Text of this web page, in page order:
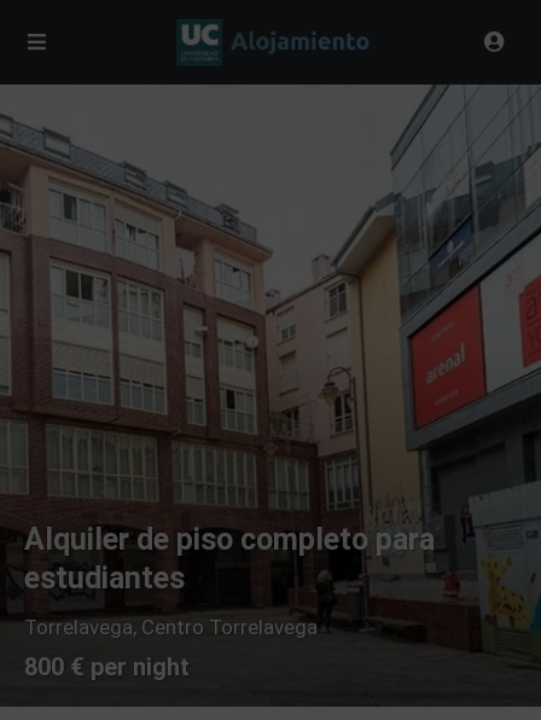
Alquiler de piso completo para
estudiantes
Torrelavega, Centro Torrelavega
800 € per night